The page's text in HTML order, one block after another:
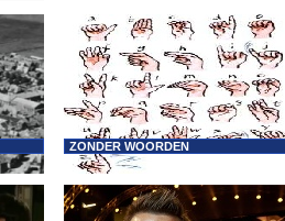
ZONDER WOORDEN